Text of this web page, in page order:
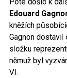
Edouard
kněžích
Gagnon dostavil
složku
němuž byl
VI.